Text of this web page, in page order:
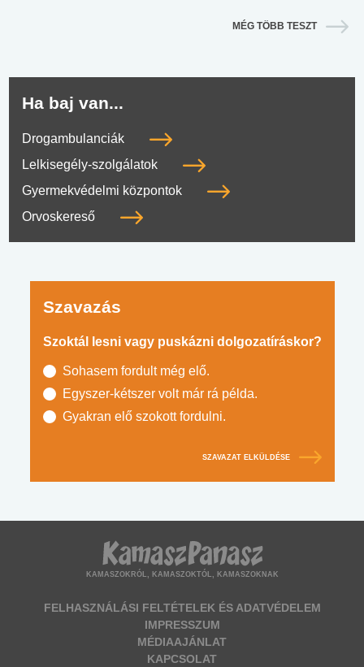
MÉG TÖBB TESZT
Ha baj van...
Drogambulanciák
Lelkisegély-szolgálatok
Gyermekvédelmi központok
Orvoskereső
Szavazás
Szoktál lesni vagy puskázni dolgozatíráskor?
Sohasem fordult még elő.
Egyszer-kétszer volt már rá példa.
Gyakran elő szokott fordulni.
SZAVAZAT ELKÜLDÉSE
KAMASZOKRÓL, KAMASZOKTÓL, KAMASZOKNAK
FELHASZNÁLÁSI FELTÉTELEK ÉS ADATVÉDELEM
IMPRESSZUM
MÉDIAAJÁNLAT
KAPCSOLAT